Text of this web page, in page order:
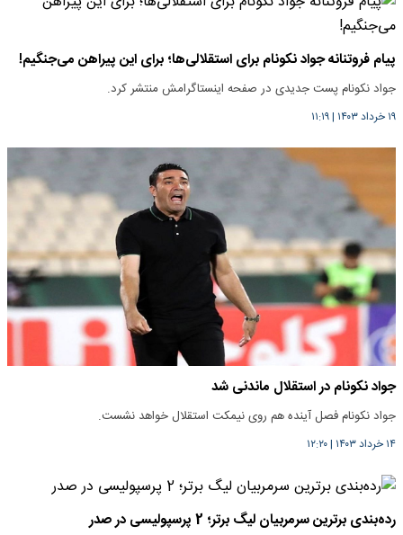
پیام فروتنانه جواد نکونام برای استقلالی‌ها؛ برای این پیراهن می‌جنگیم!
جواد نکونام پست جدیدی در صفحه اینستاگرامش منتشر کرد.
۱۹ خرداد ۱۴۰۳ |۱۱:۱۹
جواد نکونام در استقلال ماندنی شد
جواد نکونام فصل آینده هم روی نیمکت استقلال خواهد نشست.
۱۴ خرداد ۱۴۰۳ |۱۲:۲۰
رده‌بندی برترین سرمربیان لیگ برتر؛ 2 پرسپولیسی در صدر